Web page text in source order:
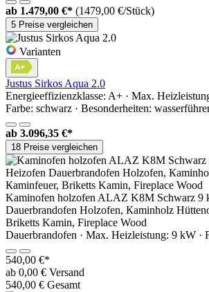
ab 1.479,00 €* (1479,00 €/Stück)
5 Preise vergleichen
Varianten
Justus Sirkos Aqua 2.0
Energieeffizienzklasse: A+ · Max.
Farbe: schwarz · Besonderheiten:
ab 3.096,35 €*
18 Preise vergleichen
Kaminofen holzofen ALAZ K8M Schwarz 9
Dauerbrandofen Holzofen, Кaminholz
Briketts Kamin, Fireplace Wood
Dauerbrandofen · Max. Heizleistung: 9 kW ·
540,00 €*
ab 0,00 € Versand
540,00 € Gesamt